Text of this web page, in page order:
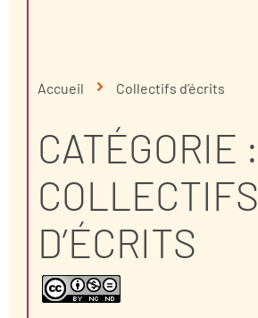
Accueil Collectifs d’écrits
CATÉGORIE :
COLLECTIFS
D’ÉCRITS